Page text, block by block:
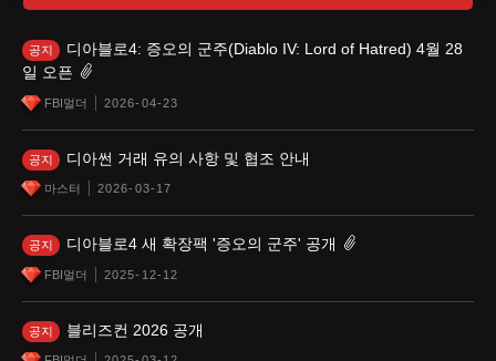
공지
디아블로4: 증오의 군주(Diablo IV: Lord of Hatred) 4월 28
일 오픈
FBI멀더 2026-04-23
공지 디아썬 거래 유의 사항 및 협조 안내
마스터 2026-03-17
공지 디아블로4 새 확장팩 '증오의 군주' 공개
FBI멀더 2025-12-12
공지 블리즈컨 2026 공개